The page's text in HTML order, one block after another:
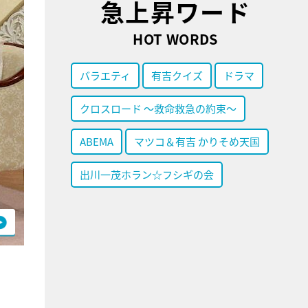
急上昇ワード
HOT WORDS
バラエティ 有吉クイズ ドラマ
クロスロード ～救命救急の約束～
ABEMA マツコ＆有吉 かりそめ天国
出川一茂ホラン☆フシギの会